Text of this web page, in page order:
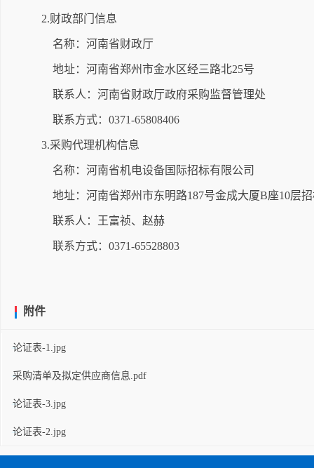
2.财政部门信息
名称：河南省财政厅
地址：河南省郑州市金水区经三路北25号
联系人：河南省财政厅政府采购监督管理处
联系方式：0371-65808406
3.采购代理机构信息
名称：河南省机电设备国际招标有限公司
地址：河南省郑州市东明路187号金成大厦B座10层
联系人：王富祯、赵赫
联系方式：0371-65528803
附件
论证表-1.jpg
采购清单及拟定供应商信息.pdf
论证表-3.jpg
论证表-2.jpg